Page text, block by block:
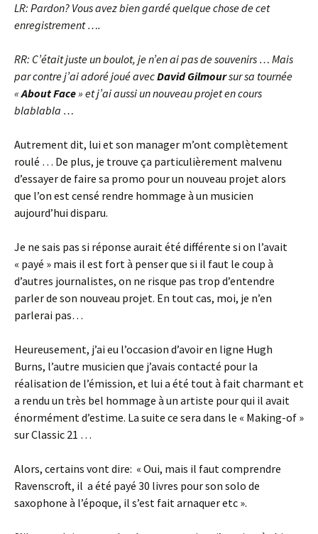
LR: Pardon? Vous avez bien gardé quelque chose de cet
enregistrement ….
RR: C’était juste un boulot, je n’en ai pas de souvenirs … Mais
par contre j’ai adoré joué avecDavid Gilmoursur sa tournée
«About Face» et j’ai aussi un nouveau projet en cours
blablabla …
Autrement dit, lui et son manager m’ont complètement
roulé … De plus, je trouve ça particulièrement malvenu
d’essayer de faire sa promo pour un nouveau projet alors
que l’on est censé rendre hommage à un musicien
aujourd’hui disparu.
Je ne sais pas si réponse aurait été différente si on l’avait
« payé » mais il est fort à penser que si il faut le coup à
d’autres journalistes, on ne risque pas trop d’entendre
parler de son nouveau projet. En tout cas, moi, je n’en
parlerai pas…
Heureusement, j’ai eu l’occasion d’avoir en ligne Hugh
Burns, l’autre musicien que j’avais contacté pour la
réalisation de l’émission, et lui a été tout à fait charmant et
a rendu un très bel hommage à un artiste pour qui il avait
énormément d’estime. La suite ce sera dans le « Making-of »
sur Classic 21 …
Alors, certains vont dire: « Oui, mais il faut comprendre
Ravenscroft, il a été payé 30 livres pour son solo de
saxophone à l’époque, il s’est fait arnaquer etc ».